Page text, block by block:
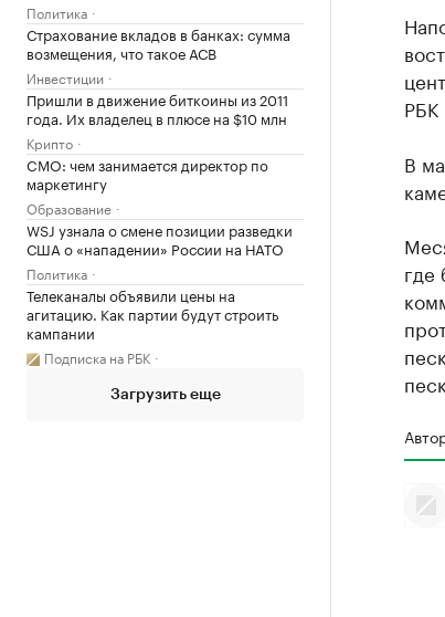
Политика
Страхование вкладов в банках: сумма
возмещения, что такое АСВ
Инвестиции
Пришли в движение биткоины из 2011
года. Их владелец в плюсе на $10 млн
Крипто
CMO: чем занимается директор по
маркетингу
Образование
WSJ узнала о смене позиции разведки
США о «нападении» России на НАТО
Политика
Телеканалы объявили цены на
агитацию. Как партии будут строить
кампании
Подписка на РБК
Загрузить еще
РБК
В
где